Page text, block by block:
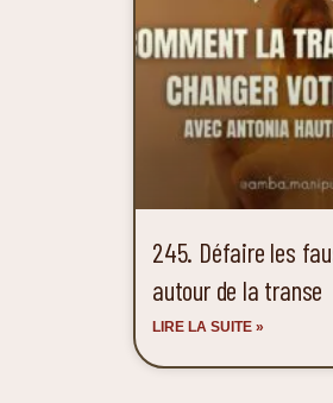
245. Défaire les
autour de la transe
LIRE LA SUITE »